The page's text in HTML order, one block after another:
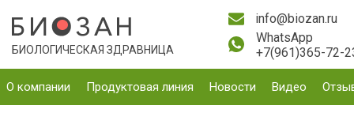
БИОЛОГИЧЕСКАЯ ЗДРАВНИЦА
info@biozan.ru
WhatsApp
+7(961)365-72-
О компании Продуктовая линия Новости Видео